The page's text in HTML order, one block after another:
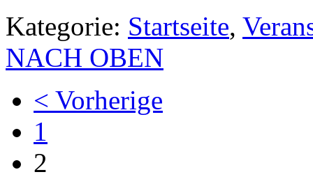
Kategorie: Startseite,
NACH OBEN
< Vorherige
1
2